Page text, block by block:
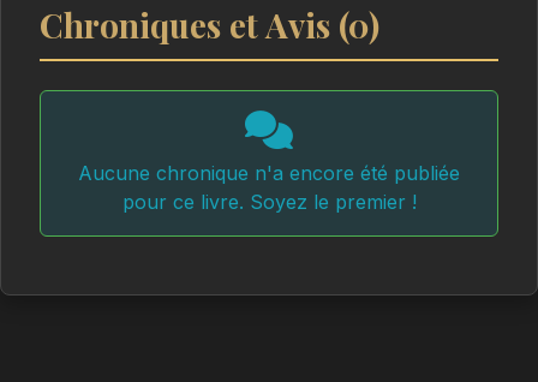
Chroniques et Avis (0)
Aucune chronique n'a encore été publiée
pour ce livre. Soyez le premier !